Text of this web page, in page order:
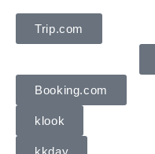
Trip.com
Booking.com
klook
kkday